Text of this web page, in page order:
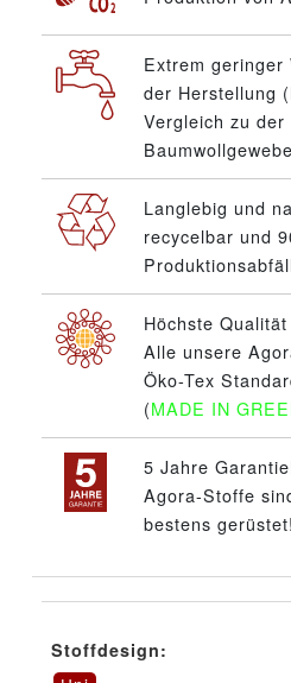
Extrem geringer
der Herstellung
Vergleich zu
Langlebig und
recycelbar und
Höchste
Alle unsere
Öko-Tex
(MADE IN
5 Jahre
Agora-Stoffe
bestens gerüstet!
Stoffdesign: